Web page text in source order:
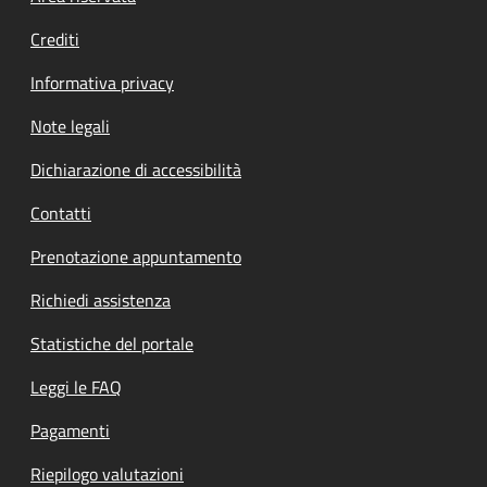
Crediti
Informativa privacy
Note legali
Dichiarazione di accessibilità
Contatti
Prenotazione appuntamento
Richiedi assistenza
Statistiche del portale
Leggi le FAQ
Pagamenti
Riepilogo valutazioni